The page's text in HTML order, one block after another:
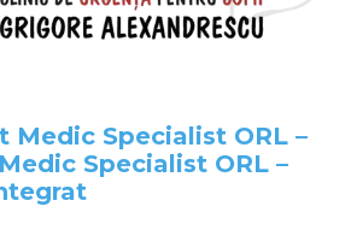
Medic Specialist ORL –
Specialist ORL –